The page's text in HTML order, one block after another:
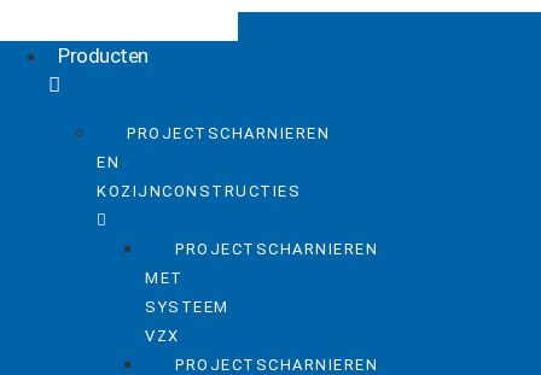
naar
Producten
PROJECTSCHARNIEREN
EN
KOZIJNCONSTRUCTIES
PROJECTSCHARNIEREN
MET
SYSTEEM
VZX
PROJECTSCHARNIEREN